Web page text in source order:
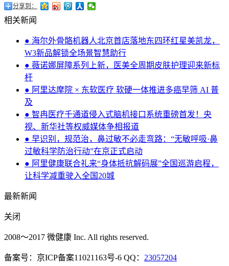
分享到：
相关新闻
● 海尔外骨骼机器人北京首店落地东四环红星美凯龙，
W3新品解锁全场景智慧助行
● 薇诺娜屏障系列上新，医美全周期皮肤护理迎来新标
杆
● 阿里达摩院 × 东软医疗 软硬一体推进多癌早筛 AI 普
及
● 智冉医疗千通道侵入式脑机接口系统重磅首发！央
视、新华社等权威媒体争相报道
● 早识别，规范治，鼻过敏不必走弯路：“无敏呼吸·鼻
过敏科学防治行动”在京正式启动
● 阿里健康联合礼来“身体抵抗解码展”全国巡游启程，
让科学减重驶入全国20城
最新新闻
关闭
2008～2017 微健康 Inc. All rights reserved.
备案号：京ICP备案11021163号-6 QQ： 23057204